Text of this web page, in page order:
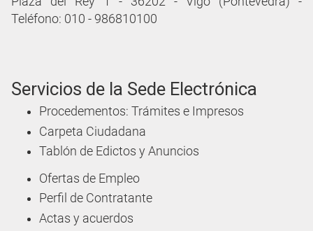
Teléfono: 010 - 986810100
Servicios de la Sede Electrónica
Procedementos: Trámites e Impresos
Carpeta Ciudadana
Tablón de Edictos y Anuncios
Ofertas de Empleo
Perfil de Contratante
Actas y acuerdos